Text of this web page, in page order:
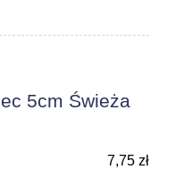
5cm Świeża
7,75 zł